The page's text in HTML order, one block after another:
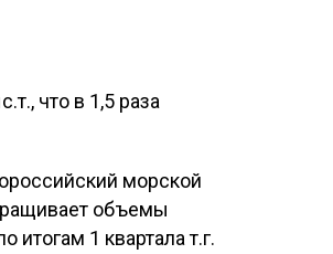
что в 1,5 раза
морской
объемы
итогам 1 квартала т.г.